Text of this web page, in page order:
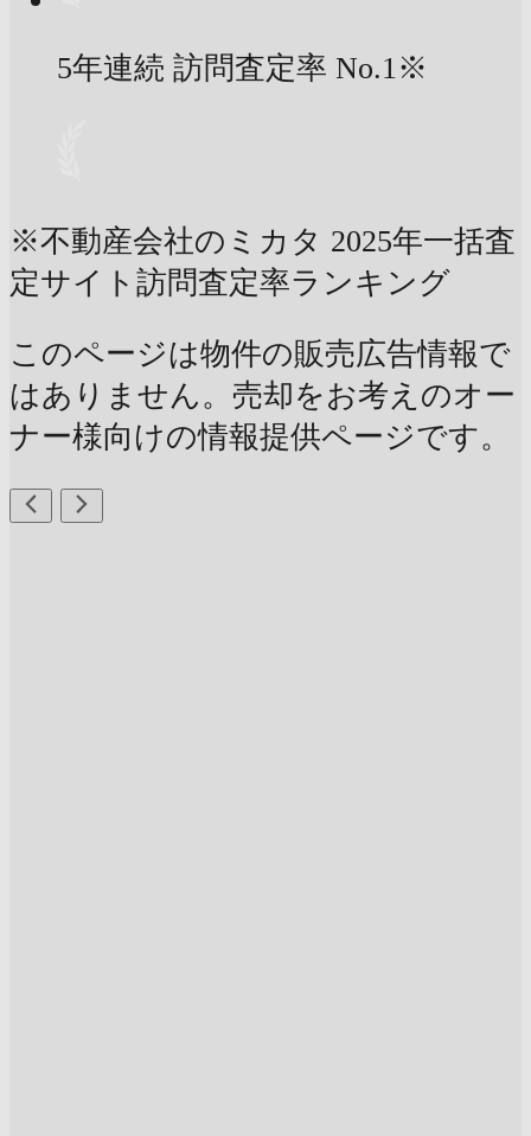
5年連続 訪問査定率 No.1※
※不動産会社のミカタ 2025年一括査
定サイト訪問査定率ランキング
このページは物件の販売広告情報で
はありません。売却をお考えのオー
ナー様向けの情報提供ページです。